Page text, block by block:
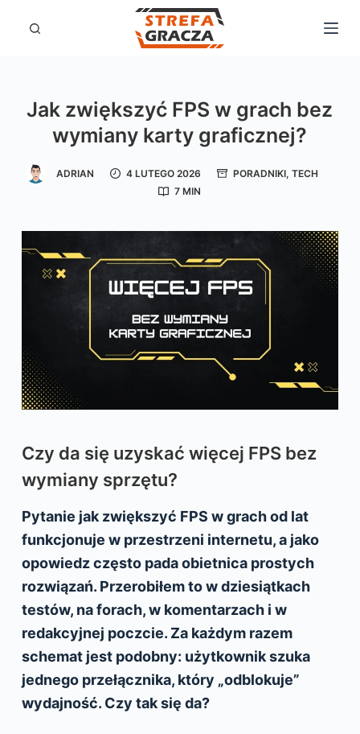
Jak zwiększyć FPS w grach bez
wymiany karty graficznej?
ADRIAN 4 LUTEGO 2026 PORADNIKI, TECH
7 MIN
Czy da się uzyskać więcej FPS bez
wymiany sprzętu?
Pytanie jak zwiększyć FPS w grach od lat
funkcjonuje w przestrzeni internetu, a jako
opowiedz często pada obietnica prostych
rozwiązań. Przerobiłem to w dziesiątkach
testów, na forach, w komentarzach i w
redakcyjnej poczcie. Za każdym razem
schemat jest podobny: użytkownik szuka
jednego przełącznika, który „odblokuje”
wydajność. Czy tak się da?